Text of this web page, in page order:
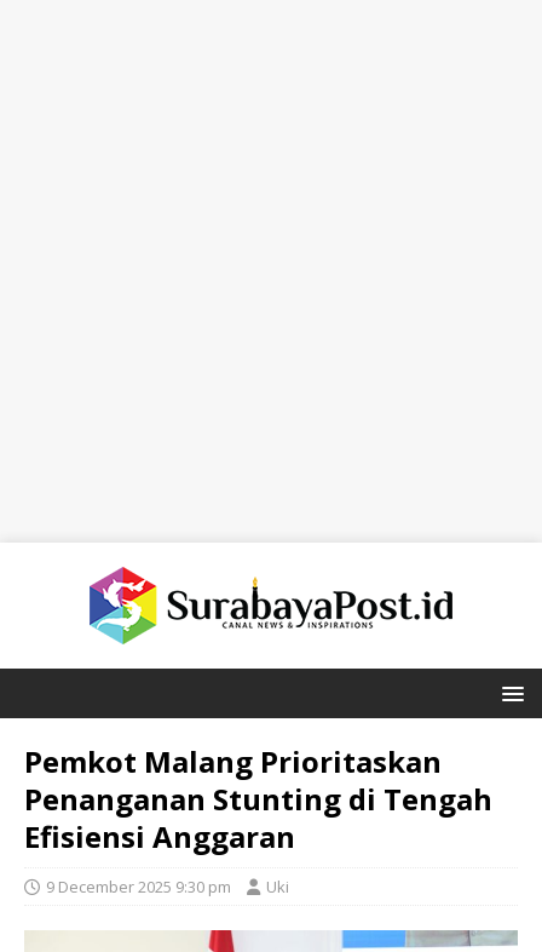
Pemkot Malang Prioritaskan
Penanganan Stunting di Tengah
Efisiensi Anggaran
9 December 2025 9:30 pm Uki